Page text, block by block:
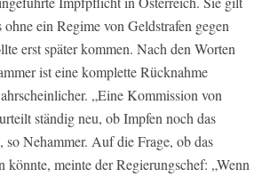
ein Regime von Geldstrafen gegen
erst später kommen. Nach den Worten
ist eine komplette Rücknahme
„Eine Kommission von
ständig neu, ob Impfen noch das
so Nehammer. Auf die Frage, ob das
könnte, meinte der Regierungschef: „Wenn